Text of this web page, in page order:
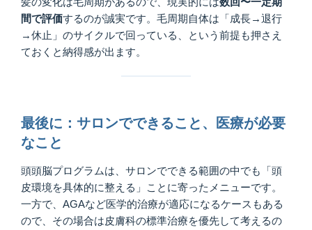
間で評価するのが誠実です。毛周期自体は「成長→退行
→休止」のサイクルで回っている、という前提も押さえ
ておくと納得感が出ます。
最後に：サロンでできること、医療が必要
なこと
頭頭脳プログラムは、サロンでできる範囲の中でも「頭
皮環境を具体的に整える」ことに寄ったメニューです。
一方で、AGAなど医学的治療が適応になるケースもある
ので、その場合は皮膚科の標準治療を優先して考えるの